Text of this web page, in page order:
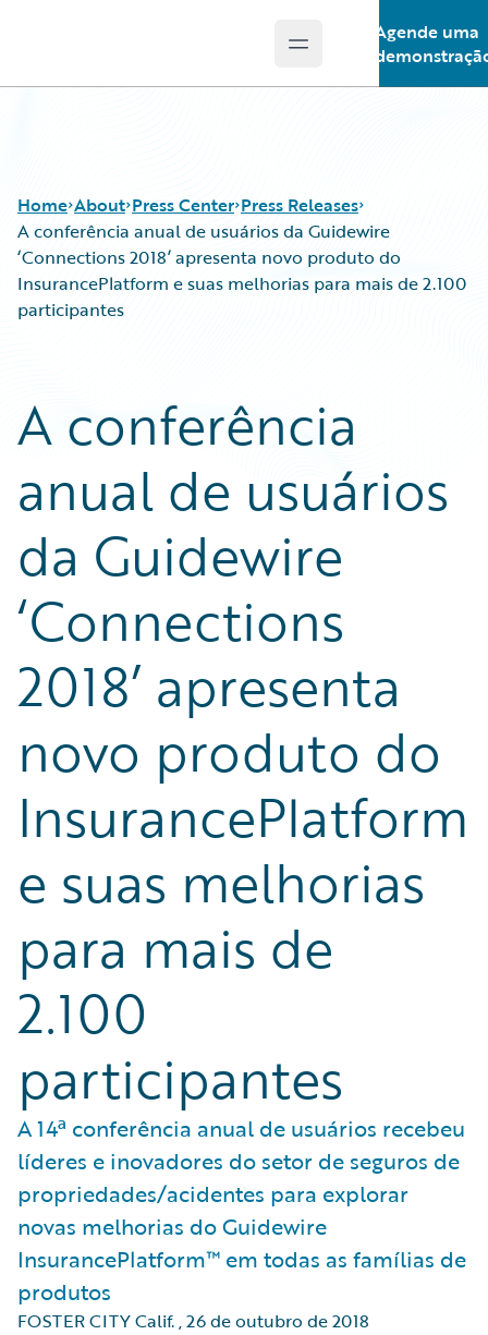
Open main menu
Agende uma
Home About Press Center Press Releases
A conferência anual de usuários da Guidewire
‘Connections 2018’ apresenta novo produto do
InsurancePlatform e suas melhorias para mais de 2.100
participantes
A conferência
anual de usuários
da Guidewire
‘Connections
2018’ apresenta
novo produto do
InsurancePlatform
e suas melhorias
para mais de
2.100
participantes
A 14ª conferência anual de usuários recebeu
líderes e inovadores do setor de seguros de
propriedades/acidentes para explorar
novas melhorias do Guidewire
InsurancePlatform™ em todas as famílias de
produtos
FOSTER CITY Calif.,26 de outubro de 2018